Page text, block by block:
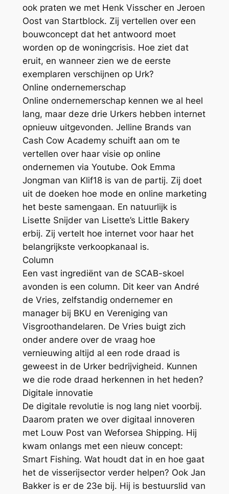
ook praten we met Henk Visscher en Jeroen
Oost van Startblock. Zij vertellen over een
bouwconcept dat het antwoord moet
worden op de woningcrisis. Hoe ziet dat
eruit, en wanneer zien we de eerste
exemplaren verschijnen op Urk?
Online ondernemerschap
Online ondernemerschap kennen we al heel
lang, maar deze drie Urkers hebben internet
opnieuw uitgevonden. Jelline Brands van
Cash Cow Academy schuift aan om te
vertellen over haar visie op online
ondernemen via Youtube. Ook Emma
Jongman van Klif18 is van de partij. Zij doet
uit de doeken hoe mode en online marketing
het beste samengaan. En natuurlijk is
Lisette Snijder van Lisette’s Little Bakery
erbij. Zij vertelt hoe internet voor haar het
belangrijkste verkoopkanaal is.
Column
Een vast ingrediënt van de SCAB-skoel
avonden is een column. Dit keer van André
de Vries, zelfstandig ondernemer en
manager bij BKU en Vereniging van
Visgroothandelaren. De Vries buigt zich
onder andere over de vraag hoe
vernieuwing altijd al een rode draad is
geweest in de Urker bedrijvigheid. Kunnen
we die rode draad herkennen in het heden?
Digitale innovatie
De digitale revolutie is nog lang niet voorbij.
Daarom praten we over digitaal innoveren
met Louw Post van Weforsea Shipping. Hij
kwam onlangs met een nieuw concept:
Smart Fishing. Wat houdt dat in en hoe gaat
het de visserijsector verder helpen? Ook Jan
Bakker is er de 23e bij. Hij is bestuurslid van